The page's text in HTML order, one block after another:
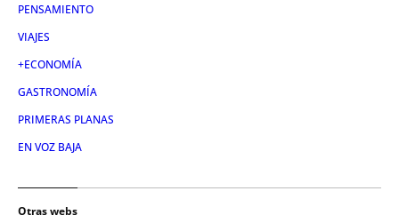
PENSAMIENTO
VIAJES
+ECONOMÍA
GASTRONOMÍA
PRIMERAS PLANAS
EN VOZ BAJA
Otras webs